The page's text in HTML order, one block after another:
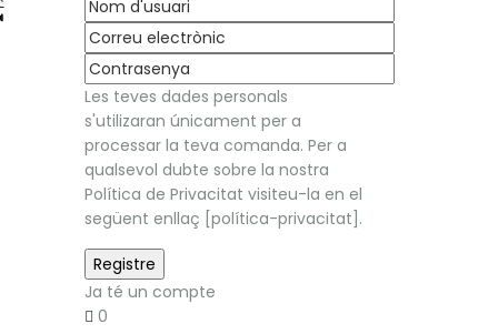
Les teves dades personals
s'utilizaran únicament per a
processar la teva comanda. Per a
qualsevol dubte sobre la nostra
Política de Privacitat visiteu-la en el
següent enllaç [política-privacitat].
Ja té un compte
0